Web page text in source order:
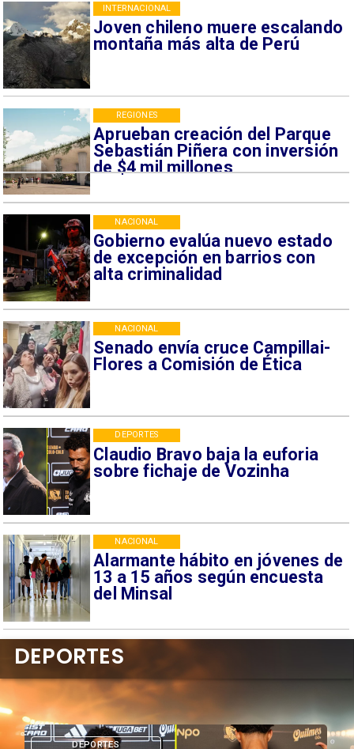
Joven chileno muere escalando
montaña más alta de Perú
INTERNACIONAL
Aprueban creación del Parque
Sebastián Piñera con inversión
de $4 mil millones
REGIONES
Gobierno evalúa nuevo estado
de excepción en barrios con
alta criminalidad
NACIONAL
Senado envía cruce Campillai-
Flores a Comisión de Ética
NACIONAL
Claudio Bravo baja la euforia
sobre fichaje de Vozinha
DEPORTES
Alarmante hábito en jóvenes de
13 a 15 años según encuesta
del Minsal
NACIONAL
DEPORTES
DEPORTES